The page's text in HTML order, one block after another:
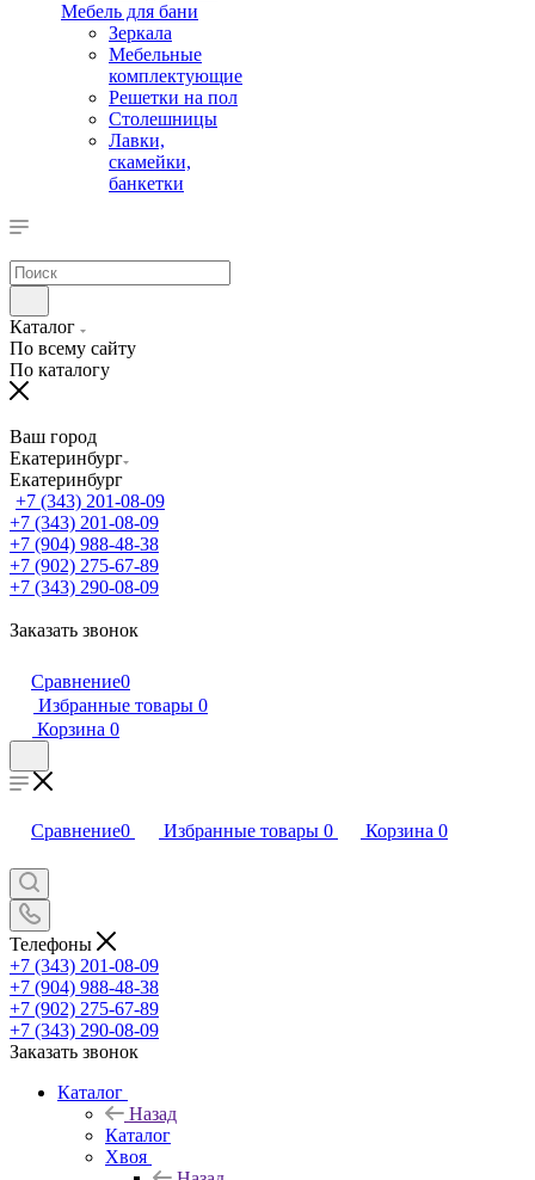
Мебель для бани
Зеркала
Мебельные
комплектующие
Решетки на пол
Столешницы
Лавки,
скамейки,
банкетки
Каталог
По всему сайту
По каталогу
Ваш город
Екатеринбург
Екатеринбург
+7 (343) 201-08-09
+7 (343) 201-08-09
+7 (904) 988-48-38
+7 (902) 275-67-89
+7 (343) 290-08-09
Заказать звонок
Сравнение0
Избранные товары 0
Корзина 0
Сравнение0 Избранные товары 0 Корзина 0
Телефоны
+7 (343) 201-08-09
+7 (904) 988-48-38
+7 (902) 275-67-89
+7 (343) 290-08-09
Заказать звонок
Каталог
Назад
Каталог
Хвоя